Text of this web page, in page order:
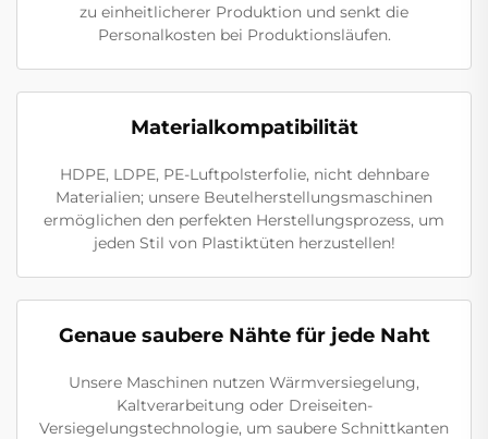
zu einheitlicherer Produktion und senkt die
Personalkosten bei Produktionsläufen.
Materialkompatibilität
HDPE, LDPE, PE-Luftpolsterfolie, nicht dehnbare
Materialien; unsere Beutelherstellungsmaschinen
ermöglichen den perfekten Herstellungsprozess, um
jeden Stil von Plastiktüten herzustellen!
Genaue saubere Nähte für jede Naht
Unsere Maschinen nutzen Wärmversiegelung,
Kaltverarbeitung oder Dreiseiten-
Versiegelungstechnologie, um saubere Schnittkanten